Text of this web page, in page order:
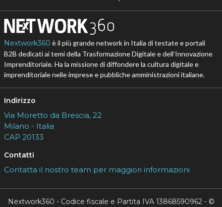
Nextwork360 è il più grande network in Italia di testate e portali
B2B dedicati ai temi della Trasformazione Digitale e dell’Innovazione
Imprenditoriale. Ha la missione di diffondere la cultura digitale e
imprenditoriale nelle imprese e pubbliche amministrazioni italiane.
Indirizzo
Via Moretto da Brescia, 22
Milano - Italia
CAP 20133
Contatti
Contatta il nostro team per maggiori informazioni
Nextwork360 - Codice fiscale e Partita IVA 13868590962 - ©